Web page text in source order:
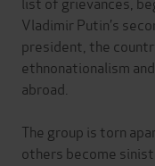
Vladimir Putin’s
president, the
ethnonationalism
abroad.
The group is torn
others become